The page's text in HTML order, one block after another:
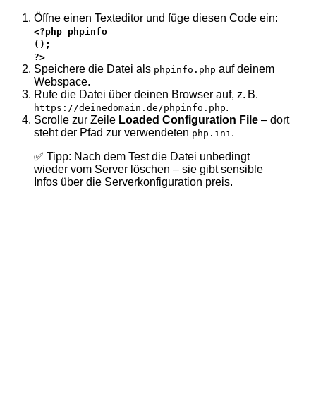
Öffne einen Texteditor und füge diesen Code ein:
<?php phpinfo
();
?>
Speichere die Datei als phpinfo.php auf deinem
Webspace.
Rufe die Datei über deinen Browser auf, z. B.
https://deinedomain.de/phpinfo.php.
Scrolle zur Zeile Loaded Configuration File – dort
steht der Pfad zur verwendeten php.ini.
✅ Tipp: Nach dem Test die Datei unbedingt
wieder vom Server löschen – sie gibt sensible
Infos über die Serverkonfiguration preis.